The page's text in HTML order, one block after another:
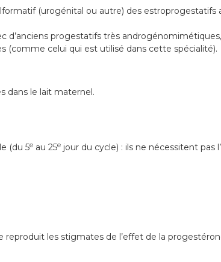
(urogénital ou autre) des estroprogestatifs
progestatifs très
(comme celui qui est utilisé dans cette spécialité).
dans le lait maternel.
(du 5e au 25e jour du cycle) : ils ne nécessitent pas
les stigmates de l’effet de la